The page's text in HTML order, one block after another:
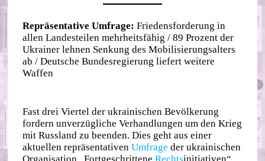
Repräsentative Umfrage: Friedensforderung in
allen Landesteilen mehrheitsfähig / 89 Prozent der
Ukrainer lehnen Senkung des Mobilisierungsalters
ab / Deutsche Bundesregierung liefert weitere
Waffen
Fast drei Viertel der ukrainischen Bevölkerung
fordern unverzügliche Verhandlungen um den Krieg
mit Russland zu beenden. Dies geht aus einer
aktuellen repräsentativenUmfrage der ukrainischen